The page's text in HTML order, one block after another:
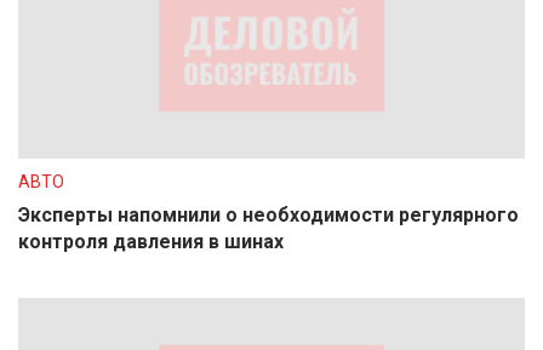
АВТО
Эксперты напомнили о необходимости регулярного
контроля давления в шинах